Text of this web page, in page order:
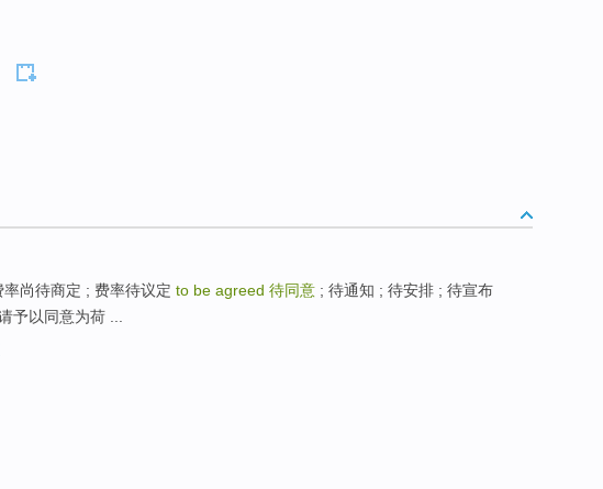
率尚待商定 ; 费率待议定 to be agreed 待同意 ; 待通知 ; 待安排 ; 待宣布
予以同意为荷 ...